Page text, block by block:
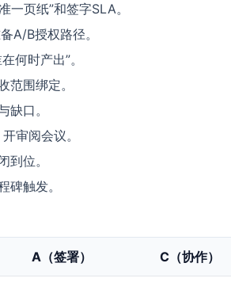
一页纸”和签字SLA。
A/B授权路径。
何时产出”。
范围绑定。
缺口。
审阅会议。
到位。
碑触发。
A（签署） C（协作）